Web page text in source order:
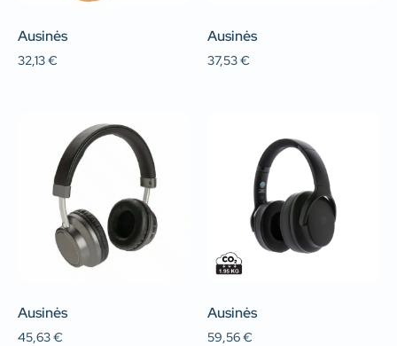
Ausinės
32,13€
Ausinės
37,53€
Ausinės
45,63€
Ausinės
59,56€